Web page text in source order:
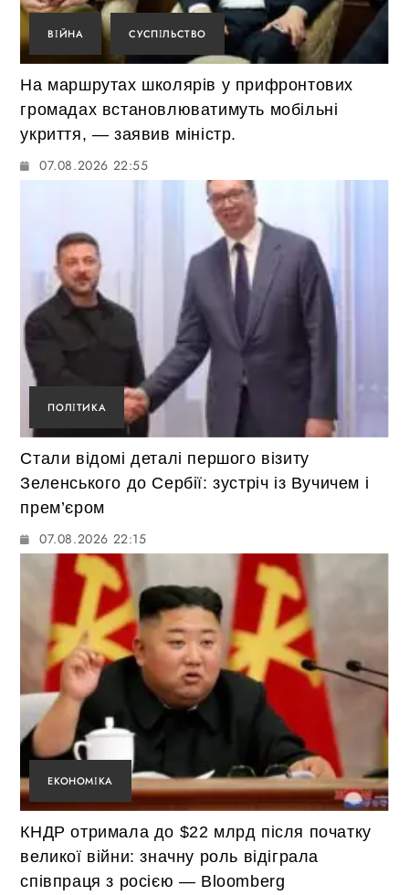
ВІЙНА СУСПІЛЬСТВО
На маршрутах школярів у прифронтових
громадах встановлюватимуть мобільні
укриття, — заявив міністр.
07.08.2026 22:55
ПОЛІТИКА
Стали відомі деталі першого візиту
Зеленського до Сербії: зустріч із Вучичем і
прем’єром
07.08.2026 22:15
ЕКОНОМІКА
КНДР отримала до $22 млрд після початку
великої війни: значну роль відіграла
співпраця з росією — Bloomberg